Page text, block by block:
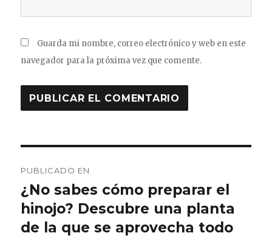
Guarda mi nombre, correo electrónico y web en este
navegador para la próxima vez que comente.
de
entradas
PUBLICADO EN
¿No sabes cómo preparar el
hinojo? Descubre una planta
de la que se aprovecha todo